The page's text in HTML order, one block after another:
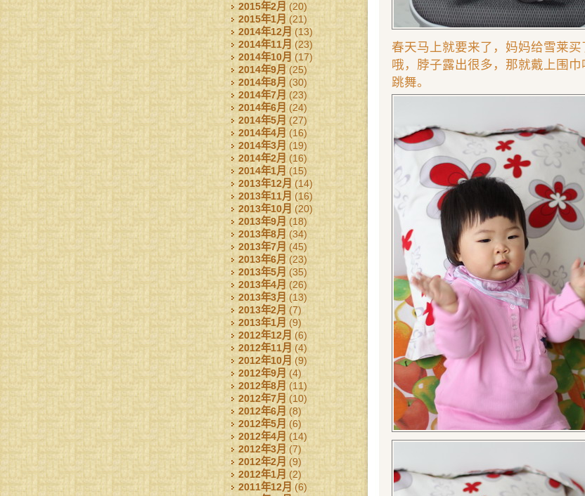
2015年2月(20)
2015年1月 (21)
2014年12月 (13)
2014年11月 (23)
2014年10月 (17)
2014年9月(25)
2014年8月 (30)
2014年7月 (23)
2014年6月 (24)
2014年5月 (27)
2014年4月(16)
2014年3月 (19)
2014年2月 (16)
2014年1月 (15)
2013年12月 (14)
2013年11月 (16)
2013年10月 (20)
2013年9月 (18)
2013年8月 (34)
2013年7月 (45)
2013年6月(23)
2013年5月 (35)
2013年4月 (26)
2013年3月 (13)
2013年2月 (7)
2013年1月(9)
2012年12月 (6)
2012年11月 (4)
2012年10月 (9)
2012年9月 (4)
2012年8月(11)
2012年7月 (10)
2012年6月 (8)
2012年5月 (6)
2012年4月 (14)
2012年3月(7)
2012年2月 (9)
2012年1月 (2)
2011年12月 (6)
春天马上就要来了，妈妈给雪莱
哦，脖子露出很多，那就戴上围
跳舞。